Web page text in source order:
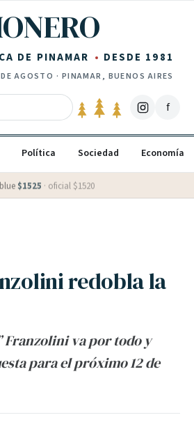
DE PINAMAR DESDE 1981
AGOSTO · PINAMAR, BUENOS AIRES
f
Política Sociedad Economía
$1525 · oficial $1520
redobla la
Franzolini va por todo y
para el próximo 12 de